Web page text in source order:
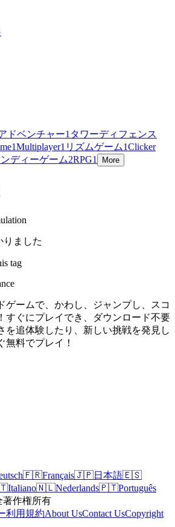
ドベンチャー1 タワーディフェンス
1Multiplayer1 リズムゲーム1Clicker
ディーゲーム2RPG1 More
りました
tag
ゲームで、かわし、ジャンプし、スコ
すぐにプレイでき、ダウンロード不要
を追体験したり、新しい挑戦を発見し
無料でプレイ！
🇫🇷Français🇯🇵日本語🇪🇸
Italiano🇳🇱Nederlands🇵🇹Português
著作権所有
利用規約About UsContact UsCopyright